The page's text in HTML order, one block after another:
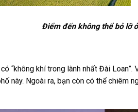
Điểm đến không thể bỏ lỡ
“không khí trong lành nhất Đài
này. Ngoài ra, bạn còn có thể chiêm